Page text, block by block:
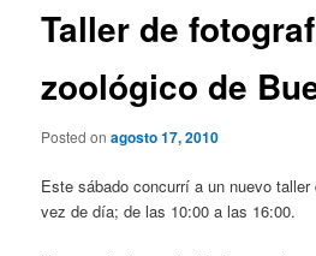
Taller de
zoológico de
Posted onagosto 17, 2010
Este sábado concurrí a un nuevo
vez de día; de las 10:00 a las 16:00.